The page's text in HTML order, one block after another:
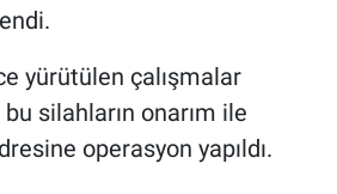
yürütülen çalışmalar
silahların onarım ile
operasyon yapıldı.